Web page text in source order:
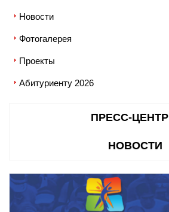
Новости
Фотогалерея
Проекты
Абитуриенту 2026
ПРЕСС-ЦЕНТР
НОВОСТИ